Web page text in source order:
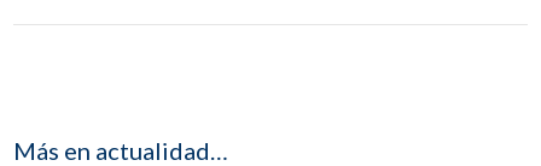
Más en actualidad…